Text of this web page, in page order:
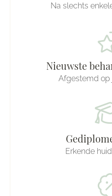
Na slechts
Nieuwste
Afgestemd op
Erkende